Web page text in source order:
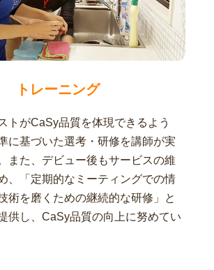
トレーニング
トがCaSy品質を体現できるよう
に基づいた選考・研修を講師が実
また、デビュー後もサービスの維
、「定期的なミーティングでの情
術を磨くための継続的な研修」と
供し、CaSy品質の向上に努めてい